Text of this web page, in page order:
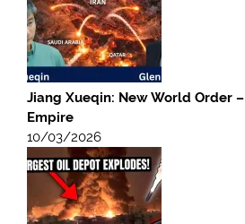
Jiang Xueqin: New World Order –
Empire
10/03/2026